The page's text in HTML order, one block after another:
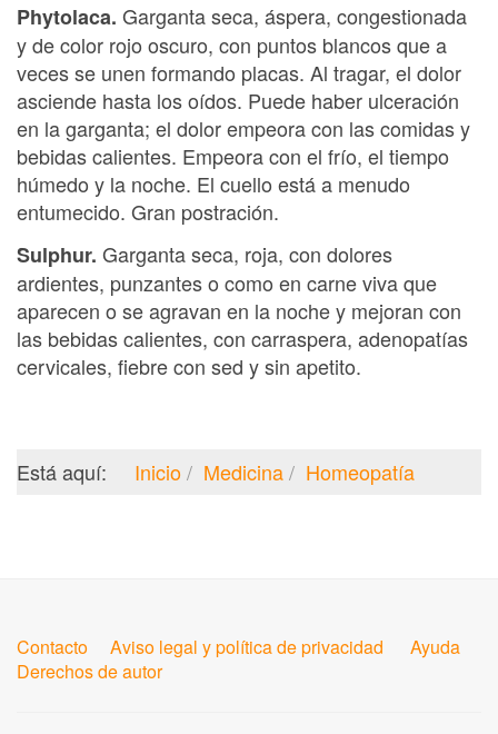
Phytolaca. Garganta seca, áspera, congestionada
y de color rojo oscuro, con puntos blancos que a
veces se unen formando placas. Al tragar, el dolor
asciende hasta los oídos. Puede haber ulceración
en la garganta; el dolor empeora con las comidas y
bebidas calientes. Empeora con el frío, el tiempo
húmedo y la noche. El cuello está a menudo
entumecido. Gran postración.
Sulphur. Garganta seca, roja, con dolores
ardientes, punzantes o como en carne viva que
aparecen o se agravan en la noche y mejoran con
las bebidas calientes, con carraspera, adenopatías
cervicales, fiebre con sed y sin apetito.
Está aquí: Inicio Medicina Homeopatía
Contacto Aviso legal y política de privacidad
Ayuda
Derechos de autor